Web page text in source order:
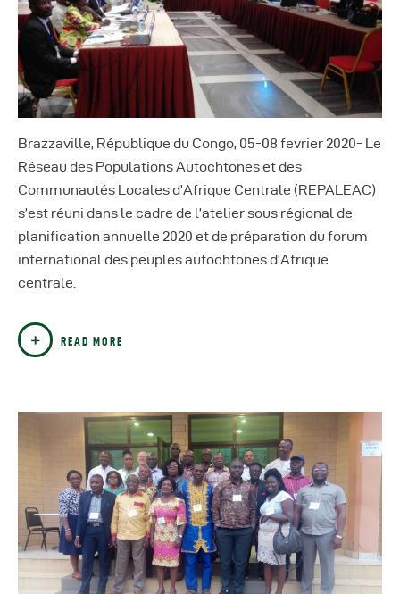
Brazzaville, République du Congo, 05-08 fevrier 2020- Le
Réseau des Populations Autochtones et des
Communautés Locales d’Afrique Centrale (REPALEAC)
s’est réuni dans le cadre de l’atelier sous régional de
planification annuelle 2020 et de préparation du forum
international des peuples autochtones d’Afrique
centrale.
READ MORE